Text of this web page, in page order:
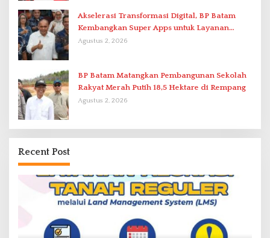
Akselerasi Transformasi Digital, BP Batam
Kembangkan Super Apps untuk Layanan
Terpadu
Agustus 2, 2026
BP Batam Matangkan Pembangunan Sekolah
Rakyat Merah Putih 18,5 Hektare di Rempang
Agustus 2, 2026
Recent Post